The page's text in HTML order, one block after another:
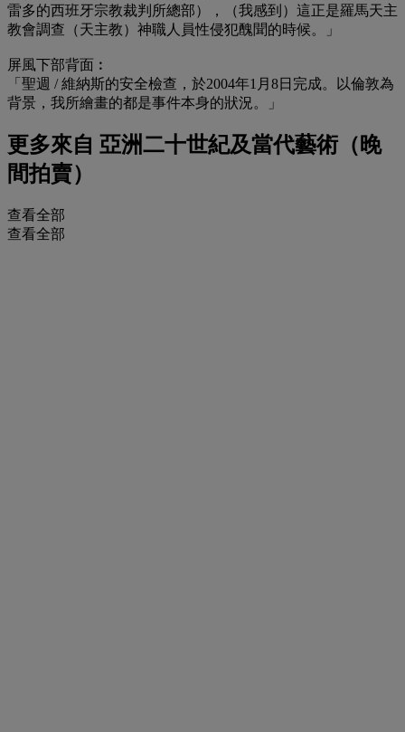
雷多的西班牙宗教裁判所總部），（我感到）這正是羅馬天主
教會調查（天主教）神職人員性侵犯醜聞的時候。」
屏風下部背面︰
「聖週 / 維納斯的安全檢查，於2004年1月8日完成。以倫敦為
背景，我所繪畫的都是事件本身的狀況。」
更多來自 亞洲二十世紀及當代藝術（晚
間拍賣）
查看全部
查看全部